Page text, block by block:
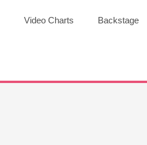
Video Charts Backstage